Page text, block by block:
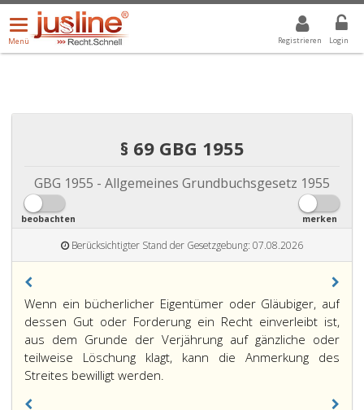
Registrieren Login
Menü
öffnen/schließen
Menü
ALLE DROPDOWN: GEWÄHLTER WERT IST ALLE
§ 69 GBG 1955
GBG 1955 - Allgemeines Grundbuchsgesetz 1955
beobachten merken
Berücksichtigter Stand der Gesetzgebung: 07.08.2026
Paragraph
69,
Wenn ein bücherlicher Eigentümer oder Gläubiger, auf
dessen Gut oder Forderung ein Recht einverleibt ist,
aus dem Grunde der Verjährung auf gänzliche oder
teilweise Löschung klagt, kann die Anmerkung des
Streites bewilligt werden.